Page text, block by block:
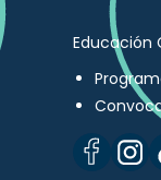
Educación